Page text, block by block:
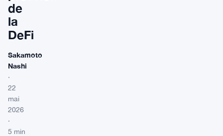
de
la
DeFi
Sakamoto
Nashi
·
22
mai
2026
·
5 min